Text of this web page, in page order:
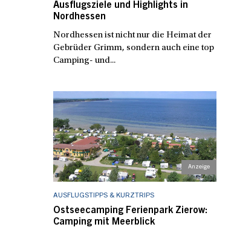
Ausflugsziele und Highlights in
Nordhessen
Nordhessen ist nicht nur die Heimat der
Gebrüder Grimm, sondern auch eine top
Camping- und...
AUSFLUGSTIPPS & KURZTRIPS
Ostseecamping Ferienpark Zierow:
Camping mit Meerblick